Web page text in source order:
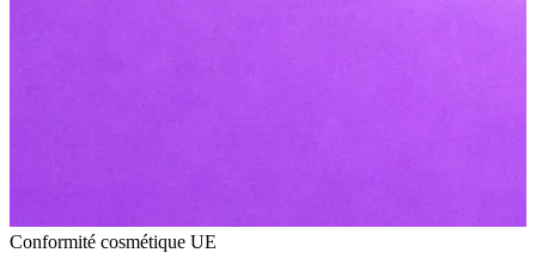
Conformité cosmétique UE